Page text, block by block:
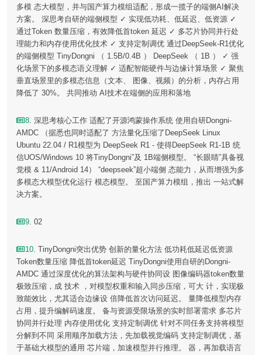
多模 态大模型，并与国产算力模组适配，形成一揽子的端侧AI解决
方案。 深思考自研的端侧模型 ✓ 实现低功耗、低延迟、低资源 ✓
通过Token 数量压缩，有效降低首token 延迟 ✓ 多芯片协同并行处
理能力和内存使用优化技术 ✓ 支持定制调优 通过DeepSeek-R1优化
的端侧模型 TinyDongni （ 1.5B/0.4B ） DeepSeek （ 1B ） ✓ 强
化场景下的多模态语义理解 ✓ 适配智能硬件与边缘计算场景 ✓ 聚焦
垂直场景里的多模态信息（文本、 图像、视频）的分析，内存占用
降低了 30%。 共同推动 AI技术在端侧的应用和落地
8. 深思考核心工作 适配了开源鸿蒙操作系统 使用自研Dongni-
AMDC （据悉也同时适配了 方法量化压缩了DeepSeek Linux
Ubuntu 22.04 / R1模型为 DeepSeek R1 - 使得DeepSeek R1-1B 统
信UOS/Windows 10 将TinyDongni”及 1B端侧模型。 “长眼睛”具备视
觉模 & 11/Android 14） “deepseek”超小端侧 态能力，从而增强为多
多模态大模型优化运行 模态模型。 至国产算力模组，推出 一站式解
决方案。
9. 02
10. TinyDongni突出优势 创新的量化方法 低功耗低延迟低资源
Token数量压缩 降低首token延迟 TinyDongni使用自研的Dongni-
AMDC 通过深度优化的算法架构与硬件协同设 图像编码器token数量
极致压缩，成 技术 ，对模型权重和输入同步压缩，可大 计，实现极
致能效比，尤其适合边缘设 倍降低首次访问延迟。 量降低模型内存
占用，提升编解码速度。 备与资源受限场景的实时部署需求 多芯片
协同并行处理 内存使用优化 支持定制调优 针对不同任务支持将模型
分解到不同 采用顺序加载方法，先加载视觉编码 支持定制调优，基
于基础大模型的通用 芯片端，加速模型并行推理。 器，再加载语言